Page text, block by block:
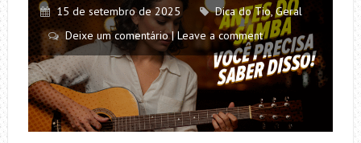
15 de setembro de 2025 Dica do Tio,Geral
Deixe um comentário | Leave a comment